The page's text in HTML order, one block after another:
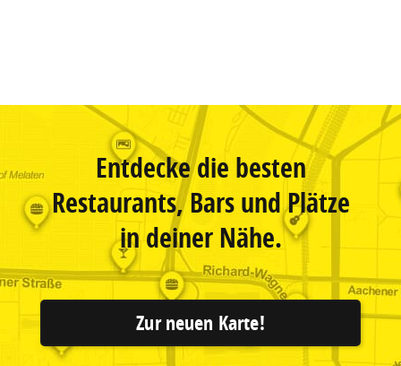
Entdecke die besten
Restaurants, Bars und Plätze
in deiner Nähe.
Zur neuen Karte!